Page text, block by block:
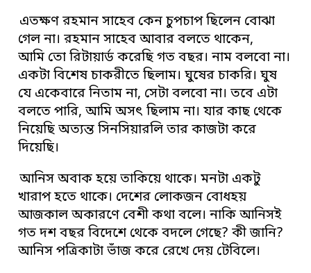
এতক্ষণ রহমান সাহেব কেন চুপচাপ ছিলেন বোঝা
গেল না। রহমান সাহেব আবার বলতে থাকেন,
আমি তো রিটায়ার্ড করেছি গত বছর। নাম বলবো না।
একটা বিশেষ চাকরীতে ছিলাম। ঘুষের চাকরি। ঘুষ
যে একেবারে নিতাম না, সেটা বলবো না। তবে এটা
বলতে পারি, আমি অসৎ ছিলাম না। যার কাছ থেকে
নিয়েছি অত্যন্ত সিনসিয়ারলি তার কাজটা করে
দিয়েছি।
আনিস অবাক হয়ে তাকিয়ে থাকে। মনটা একটু
খারাপ হতে থাকে। দেশের লোকজন বোধহয়
আজকাল অকারণে বেশী কথা বলে। নাকি আনিসই
গত দশ বছর বিদেশে থেকে বদলে গেছে? কী জানি?
আনিস পত্রিকাটা ভাঁজ করে রেখে দেয় টেবিলে।